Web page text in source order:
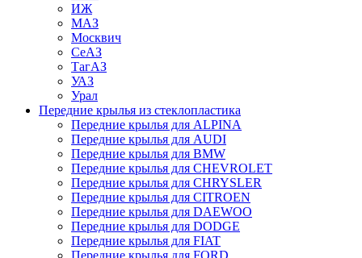
ИЖ
МАЗ
Москвич
СеАЗ
ТагАЗ
УАЗ
Урал
Передние крылья из стеклопластика
Передние крылья для ALPINA
Передние крылья для AUDI
Передние крылья для BMW
Передние крылья для CHEVROLET
Передние крылья для CHRYSLER
Передние крылья для CITROEN
Передние крылья для DAEWOO
Передние крылья для DODGE
Передние крылья для FIAT
Передние крылья для FORD